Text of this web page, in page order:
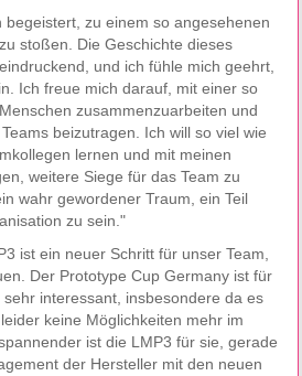
begeistert, zu einem so angesehenen
stoßen. Die Geschichte dieses
und ich fühle mich geehrt,
Ich freue mich darauf, mit einer so
zusammenzuarbeiten und
beizutragen. Ich will so viel wie
lernen und mit meinen
weitere Siege für das Team zu
wahr gewordener Traum, ein Teil
zu sein."
ist ein neuer Schritt für unser Team,
Der Prototype Cup Germany ist für
interessant, insbesondere da es
keine Möglichkeiten mehr im
ist die LMP3 für sie, gerade
der Hersteller mit den neuen